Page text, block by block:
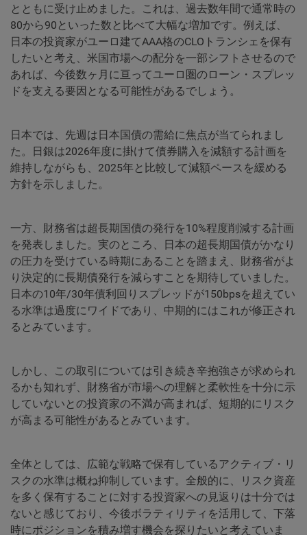
とともに受け止めました。これは、過去数年間で通常時の
80から90といった数と比べて大幅な増加です。例えば、
日本の投資家がユーロ建てAAA格のCLOトランシェを保有
したいと考え、米国市場への配分を一部シフトさせるので
あれば、今後数ヶ月に亘ってユーロ圏のローン・スプレッ
ドを支える要因となる可能性があるでしょう。
日本では、先週は日本国債の需給に焦点が当てられまし
た。日銀は2026年度に掛けて債券購入を減額する計画を
維持しながらも、2025年と比較して減額ペースを緩める
方針を示しました。
一方、財務省は超長期国債の発行を10%程度削減する計画
を発表しました。実のところ、日本の超長期国債がかなり
の圧力を受けている時期にあることを踏まえ、財務省がよ
り決定的に長期債発行を減らすことを期待していました。
日本の10年/30年債利回りスプレッドが150bpsを超えてい
る水準は過度にワイドであり、中期的にはこれが修正され
るとみています。
しかし、この取引については引き続き辛抱強さが求められ
るかも知れず、財務省が市場への理解と柔軟性を十分に示
していないとの投資家の不満が高まれば、短期的にリスク
が高まる可能性があるとみています。
全体としては、広範な戦略で保有しているアクティブ・リ
スクの水準は概ね抑制しています。全般的に、リスク資産
を多く保有することに対する投資家への見返りは十分では
ないと感じており、今後ボラティリティを活用して、下落
時にポジションを積み増す機会を探りたいと考えていま